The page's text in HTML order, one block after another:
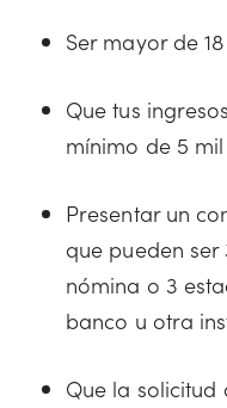
Ser mayor de
Que tus
mínimo de 5
Presentar un
que pueden
nómina o 3
banco u otra
Que la